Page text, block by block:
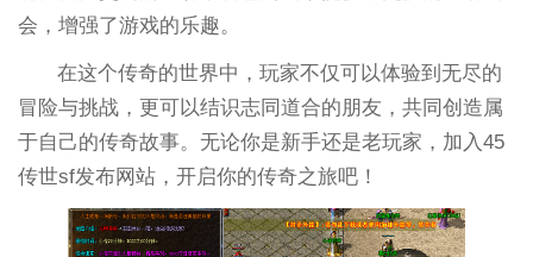
会，增强了游戏的乐趣。
在这个传奇的世界中，玩家不仅可以体验到无尽的
冒险与挑战，更可以结识志同道合的朋友，共同创造属
于自己的传奇故事。无论你是新手还是老玩家，加入45
传世sf发布网站，开启你的传奇之旅吧！